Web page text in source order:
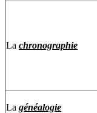
La chronographie
La généalogie